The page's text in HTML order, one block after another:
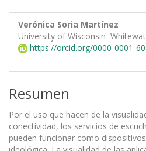
Verónica Soria Martínez
University of
https://orcid.org/0000-0001-
Resumen
Por el uso que hacen de la
conectividad, los servicios de
pueden funcionar como